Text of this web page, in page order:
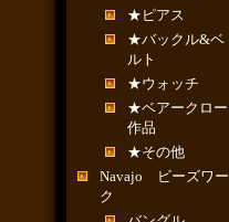
★ピアス
★バックル&ベ
ルト
★ウォッチ
★ベアークロー
作品
★その他
Navajo ビーズワー
ク